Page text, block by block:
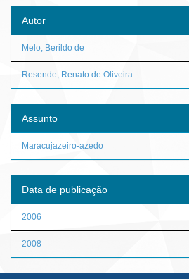
Autor
Melo, Berildo de
Resende, Renato de Oliveira
Assunto
Maracujazeiro-azedo
Data de publicação
2006
2008